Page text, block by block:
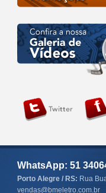
WhatsApp: 51
Porto Alegre / RS: Rua
vendas@bmeletro.com.br